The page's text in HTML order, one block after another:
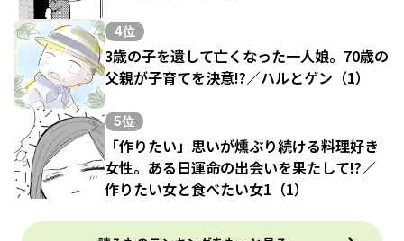
4位
3歳の子を遺して亡くなった一人娘。70歳の
父親が子育てを決意!?／ハルとゲン（1）
5位
「作りたい」思いが燻ぶり続ける料理好き
女性。ある日運命の出会いを果たして!?／
作りたい女と食べたい女1（1）